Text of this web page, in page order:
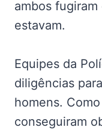
ambos
estavam.
Equipes da
diligências
homens.
conseguiram